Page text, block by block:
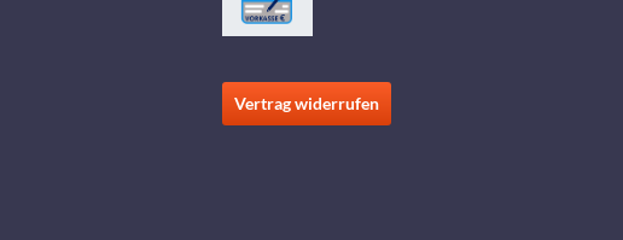
Vertrag widerrufen